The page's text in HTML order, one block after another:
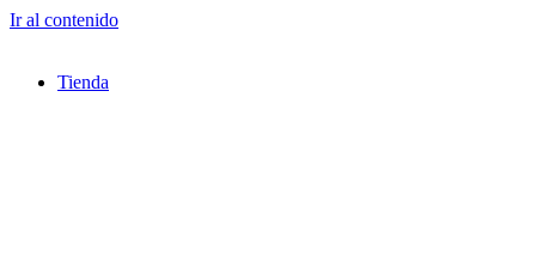
Ir al contenido
Tienda